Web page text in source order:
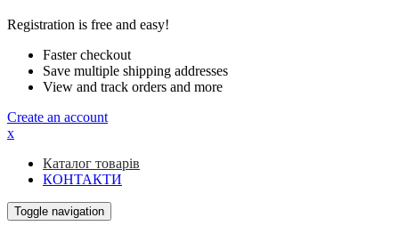
Registration is free and easy!
Faster checkout
Save multiple shipping addresses
View and track orders and more
Create an account
x
Каталог товарів
КОНТАКТИ
Toggle navigation